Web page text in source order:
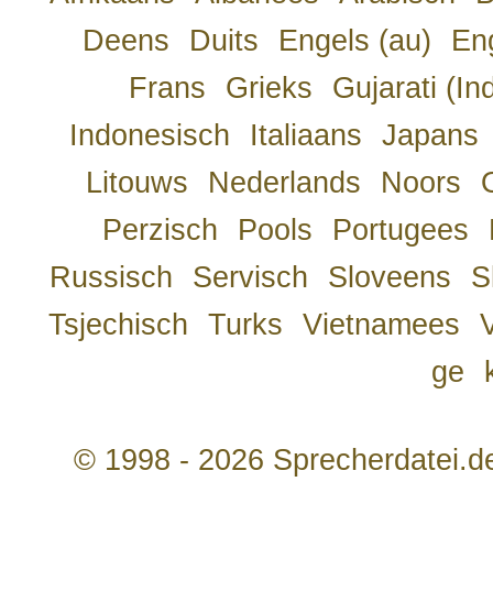
Deens
Duits Engels (au)
Frans
Grieks
Gujarati
Indonesisch
Italiaans
Japans
Litouws
Nederlands Noors
Perzisch
Pools Portugees
Russisch
Servisch Sloveens
Tsjechisch
Turks Vietnamees
ge
© 1998 - 2026